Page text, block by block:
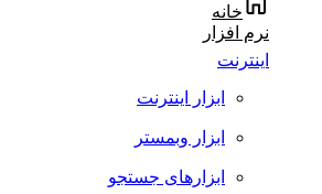
خانه
نرم افزار
اینترنت
ابزار اینترنت
ابزار وبمستر
ابزارهای جستجو